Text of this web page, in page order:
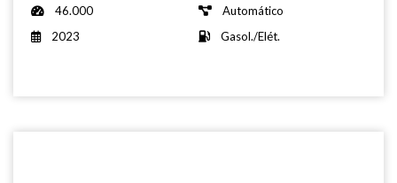
46.000
Automático
2023
Gasol./Elét.